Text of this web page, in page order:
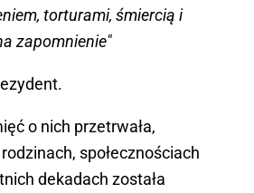
torturami, śmiercią i
zapomnienie"
o nich przetrwała,
społecznościach
dekadach została